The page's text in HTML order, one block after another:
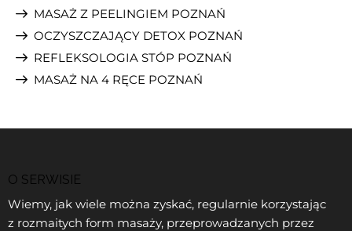
MASAŻ Z PEELINGIEM POZNAŃ
OCZYSZCZAJĄCY DETOX POZNAŃ
REFLEKSOLOGIA STÓP POZNAŃ
MASAŻ NA 4 RĘCE POZNAŃ
O SERWISIE
Wiemy, jak wiele można zyskać, regularnie korzystając
z rozmaitych form masaży, przeprowadzanych przez